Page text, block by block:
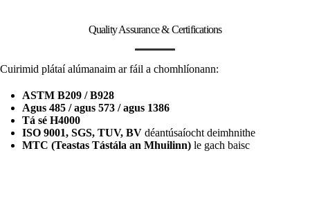
Quality Assurance & Certifications
Cuirimid plátaí alúmanaim ar fáil a chomhlíonann:
ASTM B209 / B928
Agus 485 / agus 573 / agus 1386
Tá sé H4000
ISO 9001, SGS, TUV, BV déantúsaíocht deimhnithe
MTC (Teastas Tástála an Mhuilinn) le gach baisc